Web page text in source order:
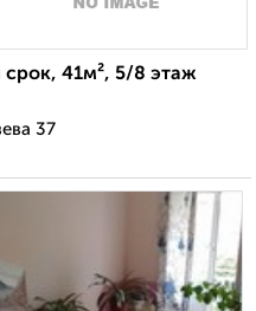
срок, 41м², 5/8 этаж
37